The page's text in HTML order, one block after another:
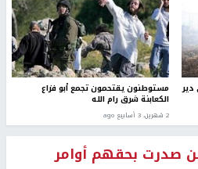
مستوطنون يقتحمون تجمع أبو فزاع
الكعابنة شرق رام الله
2 شهرين، 3 أسابيع ago
صدرت بحقهم أوامر